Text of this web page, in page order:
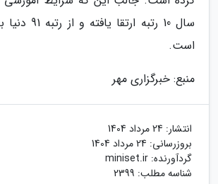
است.
منبع: خبرگزاری مهر
انتشار: 24 مرداد 1404
بروزرسانی: 24 مرداد 1404
گردآورنده: miniset.ir
شناسه مطلب: 2399